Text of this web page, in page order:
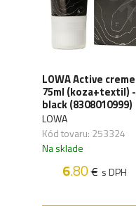
LOWA Active creme
75ml (koza+textil) -
black (8308010999)
LOWA
Kód tovaru: 253324
Na sklade
6.80€ s DPH